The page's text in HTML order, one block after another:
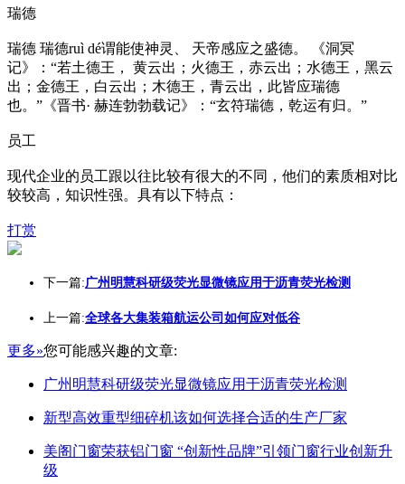
瑞德
瑞德 瑞德ruì dé谓能使神灵、 天帝感应之盛德。 《洞冥
记》：“若土德王， 黄云出；火德王，赤云出；水德王，黑云
出；金德王，白云出；木德王，青云出，此皆应瑞德
也。”《晋书· 赫连勃勃载记》：“玄符瑞德，乾运有归。”
员工
现代企业的员工跟以往比较有很大的不同，他们的素质相对比
较较高，知识性强。具有以下特点：
打赏
下一篇:广州明慧科研级荧光显微镜应用于沥青荧光检测
上一篇:全球各大集装箱航运公司如何应对低谷
更多»您可能感兴趣的文章:
广州明慧科研级荧光显微镜应用于沥青荧光检测
新型高效重型细碎机该如何选择合适的生产厂家
美阁门窗荣获铝门窗 “创新性品牌”引领门窗行业创新升
级